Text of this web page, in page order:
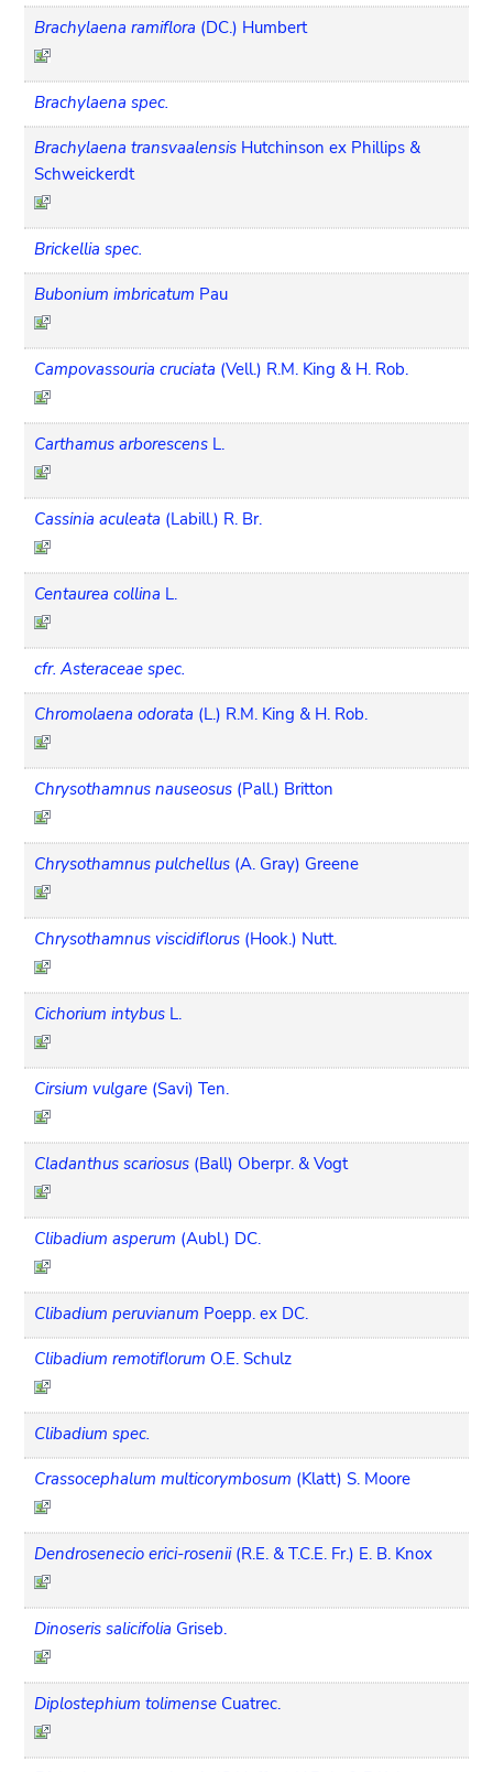
Brachylaena ramiflora (DC.) Humbert
Brachylaena spec.
Brachylaena transvaalensis Hutchinson ex Phillips &
Schweickerdt
Brickellia spec.
Bubonium imbricatum Pau
Campovassouria cruciata (Vell.) R.M. King & H. Rob.
Carthamus arborescens L.
Cassinia aculeata (Labill.) R. Br.
Centaurea collina L.
cfr. Asteraceae spec.
Chromolaena odorata (L.) R.M. King & H. Rob.
Chrysothamnus nauseosus (Pall.) Britton
Chrysothamnus pulchellus (A. Gray) Greene
Chrysothamnus viscidiflorus (Hook.) Nutt.
Cichorium intybus L.
Cirsium vulgare (Savi) Ten.
Cladanthus scariosus (Ball) Oberpr. & Vogt
Clibadium asperum (Aubl.) DC.
Clibadium peruvianum Poepp. ex DC.
Clibadium remotiflorum O.E. Schulz
Clibadium spec.
Crassocephalum multicorymbosum (Klatt) S. Moore
Dendrosenecio erici-rosenii (R.E. & T.C.E. Fr.) E. B. Knox
Dinoseris salicifolia Griseb.
Diplostephium tolimense Cuatrec.